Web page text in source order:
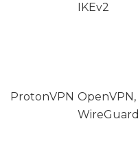
IKEv2
ProtonVPN OpenVPN,
WireGuard